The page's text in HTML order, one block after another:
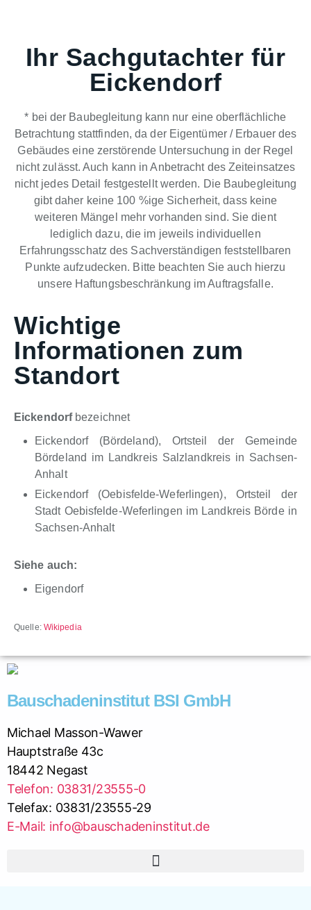
Ihr Sachgutachter für
Eickendorf
* bei der Baubegleitung kann nur eine oberflächliche
Betrachtung stattfinden, da der Eigentümer / Erbauer des
Gebäudes eine zerstörende Untersuchung in der Regel
nicht zulässt. Auch kann in Anbetracht des Zeiteinsatzes
nicht jedes Detail festgestellt werden. Die Baubegleitung
gibt daher keine 100 %ige Sicherheit, dass keine
weiteren Mängel mehr vorhanden sind. Sie dient
lediglich dazu, die im jeweils individuellen
Erfahrungsschatz des Sachverständigen feststellbaren
Punkte aufzudecken. Bitte beachten Sie auch hierzu
unsere Haftungsbeschränkung im Auftragsfalle.
Wichtige
Informationen zum
Standort
Eickendorfbezeichnet
Eickendorf (Bördeland), Ortsteil der Gemeinde
Bördeland im Landkreis Salzlandkreis in Sachsen-
Anhalt
Eickendorf (Oebisfelde-Weferlingen), Ortsteil der
Stadt Oebisfelde-Weferlingen im Landkreis Börde in
Sachsen-Anhalt
Siehe auch:
Eigendorf
Quelle: Wikipedia
Bauschadeninstitut BSI GmbH
Michael Masson-Wawer
Hauptstraße 43c
18442 Negast
Telefon: 03831/23555-0
Telefax: 03831/23555-29
E-Mail: info@bauschadeninstitut.de